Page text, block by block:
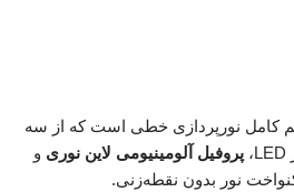
کامل نورپردازی خطی است که از سه
پروفیل آلومینیومی لاین نوری و
نور بدون نقطه‌زنی.